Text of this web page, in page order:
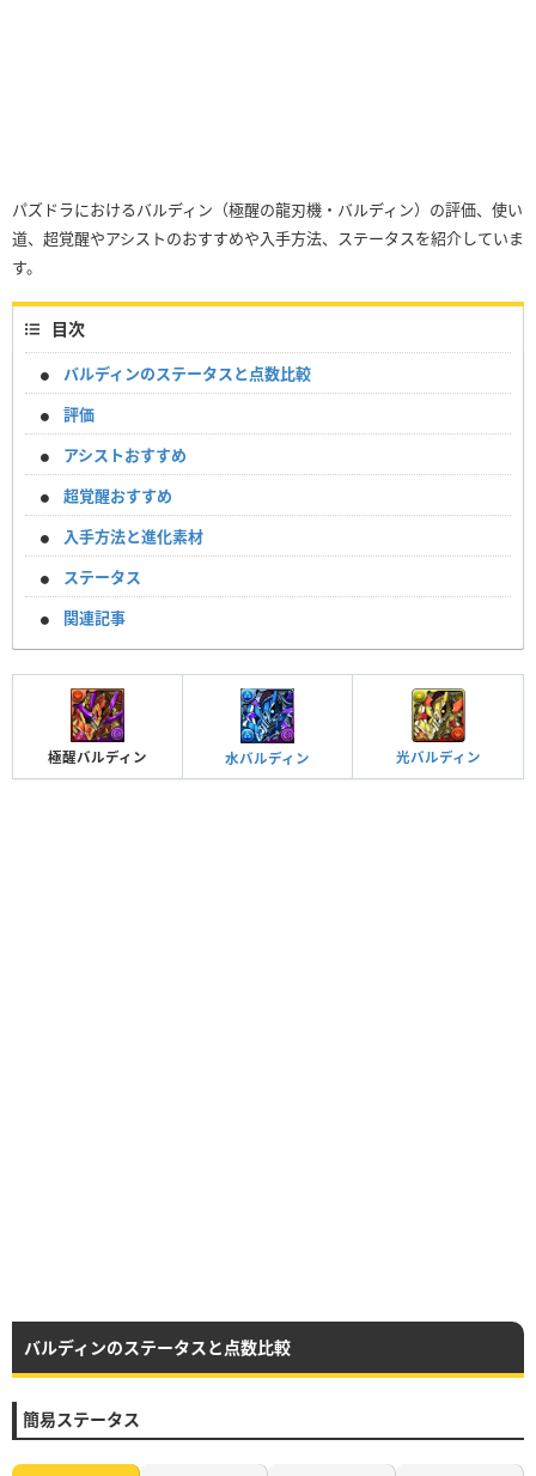
パズドラにおけるバルディン（極醒の龍刃機・バルディン）の評価、使い
道、超覚醒やアシストのおすすめや入手方法、ステータスを紹介していま
す。
目次
バルディンのステータスと点数比較
評価
アシストおすすめ
超覚醒おすすめ
入手方法と進化素材
ステータス
関連記事
極醒バルディン 水バルディン 光バルディン
バルディンのステータスと点数比較
簡易ステータス